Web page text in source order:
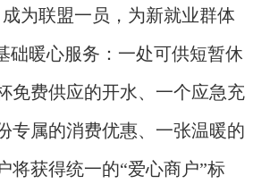
为联盟一员，为新就业群体
础暖心服务：一处可供短暂休
免费供应的开水、一个应急充
专属的消费优惠、一张温暖的
将获得统一的“爱心商户”标